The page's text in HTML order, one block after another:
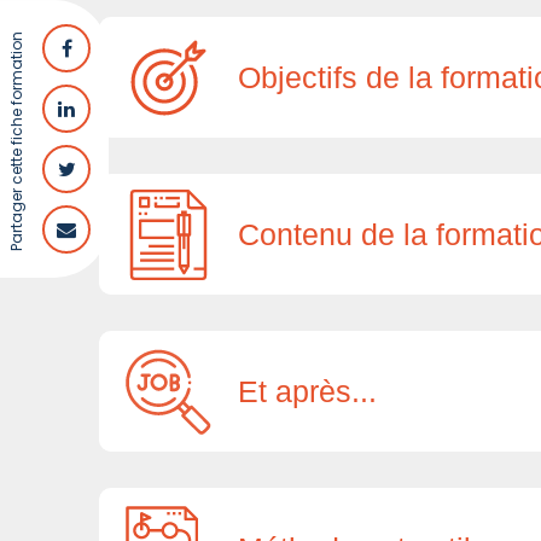
Partager cette fiche formation Objectifs de la
Contenu de la
Et après...